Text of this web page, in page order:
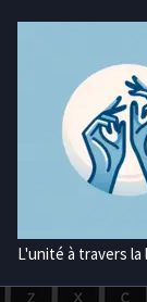
L'unité à travers la